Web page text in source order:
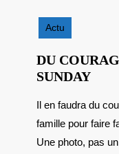
2016
Actu
DU
SUNDAYDU
CE
Il en faudra du courage au petit chevalier de la
famille pour faire
Une photo, pas